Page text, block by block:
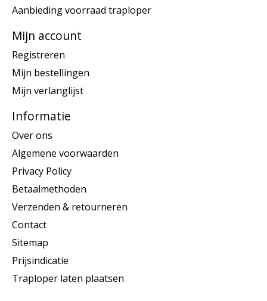
Aanbieding voorraad traploper
Mijn account
Registreren
Mijn bestellingen
Mijn verlanglijst
Informatie
Over ons
Algemene voorwaarden
Privacy Policy
Betaalmethoden
Verzenden & retourneren
Contact
Sitemap
Prijsindicatie
Traploper laten plaatsen